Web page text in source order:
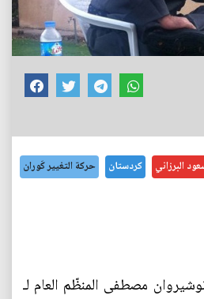
البرزاني كردستان حركة التغيير كَوران
مصطفى المنظّم العام لـ